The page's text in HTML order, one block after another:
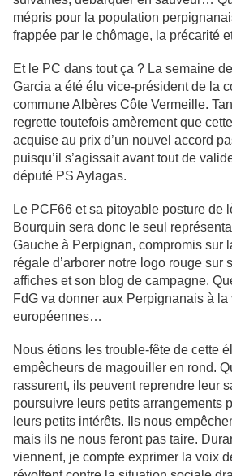
mépris pour la population
frappée par le chômage, la précarité
Et le PC dans tout ça ? La semaine
Garcia a été élu vice-président de la
commune Albères Côte Vermeille.
regrette toutefois amèrement que
acquise au prix d’un nouvel accord
puisqu’il s’agissait avant tout de
député PS Aylagas.
Le PCF66 et sa pitoyable posture de
Bourquin sera donc le seul
Gauche à Perpignan, compromis sur
régale d’arborer notre logo rouge sur
affiches et son blog de campagne.
FdG va donner aux Perpignanais à
européennes…
Nous étions les trouble-fête de cette
empêcheurs de magouiller en rond.
rassurent, ils peuvent reprendre leur
poursuivre leurs petits arrangements
leurs petits intérêts. Ils nous
mais ils ne nous feront pas taire.
viennent, je compte exprimer la voix